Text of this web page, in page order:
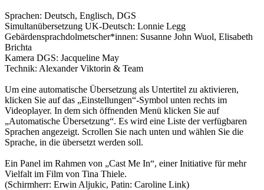
Sprachen: Deutsch, Englisch, DGS
Simultanübersetzung UK-Deutsch: Lonnie Legg
Gebärdensprachdolmetscher*innen: Susanne John Wuol, Elisabeth
Brichta
Kamera DGS: Jacqueline May
Technik: Alexander Viktorin & Team
Um eine automatische Übersetzung als Untertitel zu aktivieren,
klicken Sie auf das „Einstellungen“-Symbol unten rechts im
Videoplayer. In dem sich öffnenden Menü klicken Sie auf
„Automatische Übersetzung“. Es wird eine Liste der verfügbaren
Sprachen angezeigt. Scrollen Sie nach unten und wählen Sie die
Sprache, in die übersetzt werden soll.
Ein Panel im Rahmen von „Cast Me In“, einer Initiative für mehr
Vielfalt im Film von Tina Thiele.
(Schirmherr: Erwin Aljukic, Patin: Caroline Link)